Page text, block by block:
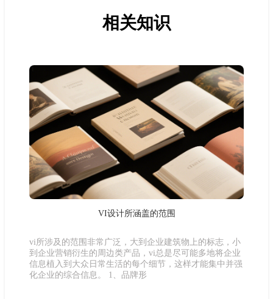
相关知识
VI设计所涵盖的范围
vi所涉及的范围非常广泛，大到企业建筑物上的标志，小
到企业营销衍生的周边类产品，vi总是尽可能多地将企业
信息植入到大众日常生活的每个细节，这样才能集中并强
化企业的综合信息。 1、品牌形